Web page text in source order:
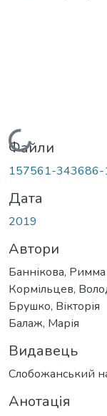
Вантажиться...
Файли
157561-343686-
Дата
2019
Автори
Баннікова, Римма
Кормільцев,
Брушко, Вікторія
Балаж, Марія
Видавець
Слобожанський
Анотація